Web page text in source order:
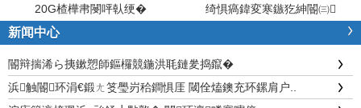
20G楂樺帇閿呯倝绠� 绮惧瘑鍏変寒鏃犵紳閽㈢
新闻中心
閽辩揣浠ら挗鏉愬師鏂欏競鍦洪毦鏈夎捣鑹�
浜触閽环涓€鍛ㄤ笅璺岃秴鐧惧厓 閾佺熆鐭充环鏍肩户..